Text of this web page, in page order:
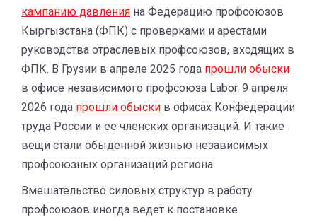
кампанию давления на Федерацию профсоюзов
Кыргызстана (ФПК) с проверками и арестами
руководства отраслевых профсоюзов, входящих в
ФПК. В Грузии в апреле 2025 года прошли обыски
в офисе независимого профсоюза Labor. 9 апреля
2026 года прошли обыски в офисах Конфедерации
труда России и ее членских организаций. И такие
вещи стали обыденной жизнью независимых
профсоюзных организаций региона.
Вмешательство силовых структур в работу
профсоюзов иногда ведет к постановке